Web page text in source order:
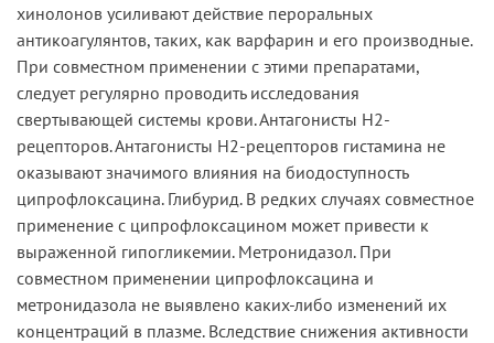
хинолонов усиливают действие пероральных
антикоагулянтов, таких, как варфарин и его производные.
При совместном применении с этими препаратами,
следует регулярно проводить исследования
свертывающей системы крови. Антагонисты Н2-
рецепторов. Антагонисты Н2-рецепторов гистамина не
оказывают значимого влияния на биодоступность
ципрофлоксацина. Глибурид. В редких случаях совместное
применение с ципрофлоксацином может привести к
выраженной гипогликемии. Метронидазол. При
совместном применении ципрофлоксацина и
метронидазола не выявлено каких-либо изменений их
концентраций в плазме. Вследствие снижения активности